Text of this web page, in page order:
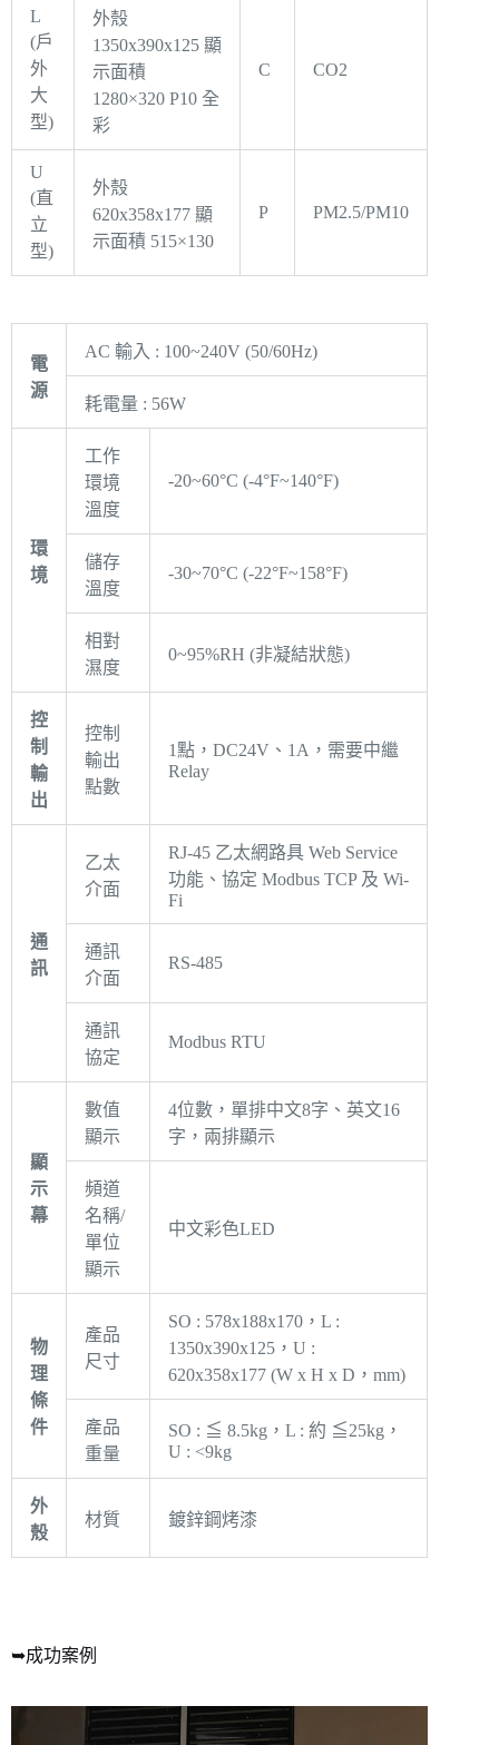
L
(戶
外
大
型)
外殼
1350x390x125 顯
示面積
1280×320 P10 全
彩
C CO2
U
(直
立
型)
外殼
620x358x177 顯
示面積 515×130
P PM2.5/PM10
電
源
AC 輸入 : 100~240V (50/60Hz)
耗電量 : 56W
環
境
工作
環境
溫度
-20~60°C (-4°F~140°F)
儲存
溫度
-30~70°C (-22°F~158°F)
相對
濕度
0~95%RH (非凝結狀態)
控
制
輸
出
控制
輸出
點數
1點，DC24V、1A，需要中繼
Relay
通
訊
乙太
介面
RJ-45 乙太網路具 Web Service
功能、協定 Modbus TCP 及 Wi-
Fi
通訊
介面
RS-485
通訊
協定
Modbus RTU
顯
示
幕
數值
顯示
4位數，單排中文8字、英文16
字，兩排顯示
頻道
名稱/
單位
顯示
中文彩色LED
物
理
條
件
產品
尺寸
SO : 578x188x170，L :
1350x390x125，U :
620x358x177 (W x H x D，mm)
產品
重量
SO : ≦ 8.5kg，L : 約 ≦25kg，
U : <9kg
外
殼
材質 鍍鋅鋼烤漆
➥成功案例